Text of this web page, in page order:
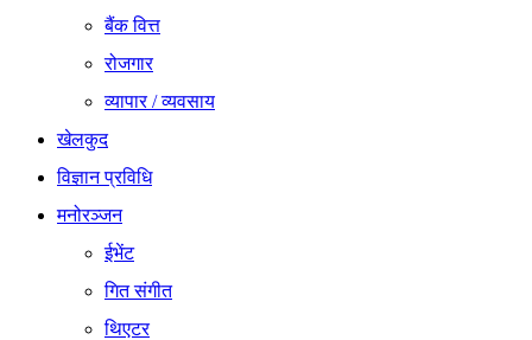
बैंक वित्त
रोजगार
व्यापार / व्यवसाय
खेलकुद
विज्ञान प्रविधि
मनोरञ्जन
ईभेंट
गित संगीत
थिएटर